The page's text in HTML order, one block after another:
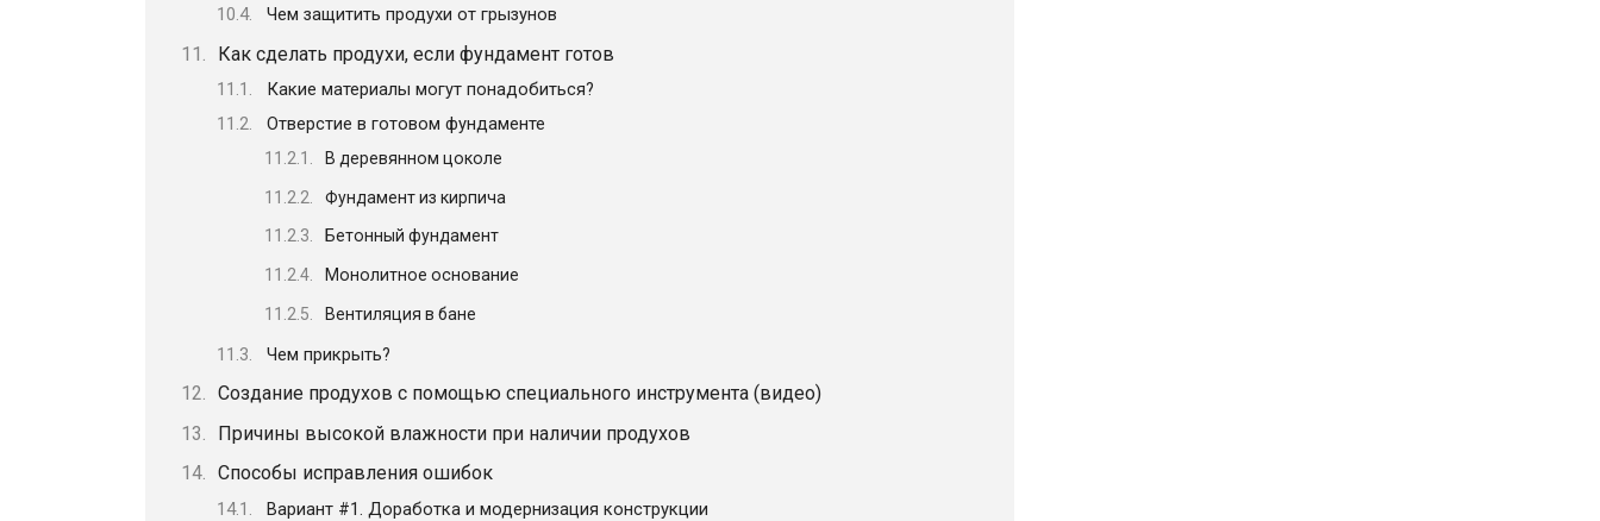
Чем защитить продухи от грызунов
Как сделать продухи, если фундамент готов
Какие материалы могут понадобиться?
Отверстие в готовом фундаменте
В деревянном цоколе
Фундамент из кирпича
Бетонный фундамент
Монолитное основание
Вентиляция в бане
Чем прикрыть?
Создание продухов с помощью специального инструмента (видео)
Причины высокой влажности при наличии продухов
Способы исправления ошибок
Вариант #1. Доработка и модернизация конструкции